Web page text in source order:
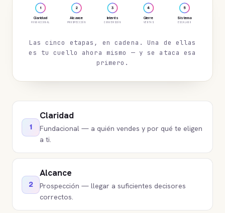
1 2 3 4 5
Claridad Alcance Interés Cierre Sistema
FUNDACIONAL PROSPECCIÓN CONVERSIÓN VENTAS ESCALADO
Las cinco etapas, en cadena. Una de ellas
es tu cuello ahora mismo — y se ataca esa
primero.
1
Claridad
Fundacional — a quién vendes y por qué te eligen
a ti.
2
Alcance
Prospección — llegar a suficientes decisores
correctos.